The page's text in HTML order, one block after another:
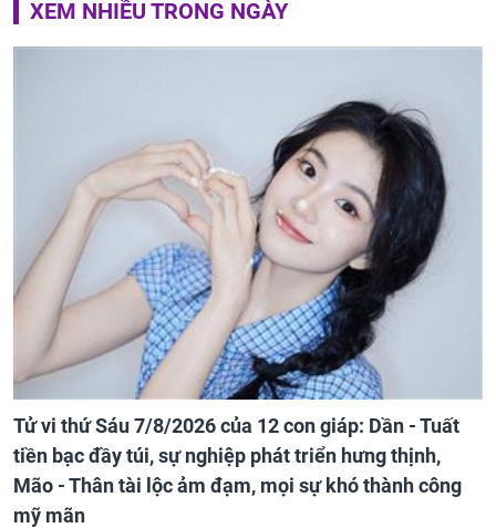
XEM NHIỀU TRONG NGÀY
Tử vi thứ Sáu 7/8/2026 của 12 con giáp: Dần - Tuất
tiền bạc đầy túi, sự nghiệp phát triển hưng thịnh,
Mão - Thân tài lộc ảm đạm, mọi sự khó thành công
mỹ mãn